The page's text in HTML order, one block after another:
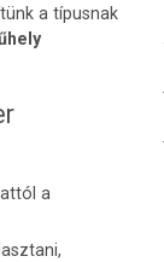
a típusnak
a